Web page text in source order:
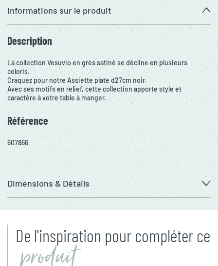
Informations sur le produit
Description
La collection Vesuvio en grès satiné se décline en plusieurs
coloris.
Craquez pour notre Assiette plate d27cm noir.
Avec ses motifs en relief, cette collection apporte style et
caractère à votre table à manger.
Référence
607866
Dimensions & Détails
De l'inspiration pour compléter ce